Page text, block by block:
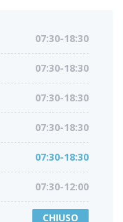
07:30-18:30
07:30-18:30
07:30-18:30
07:30-18:30
07:30-18:30
07:30-12:00
CHIUSO